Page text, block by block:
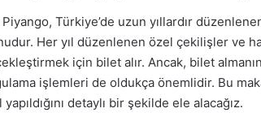
Türkiye’de uzun yıllardır
Her yıl düzenlenen özel çekilişler ve
için bilet alır. Ancak, bilet
işlemleri de oldukça önemlidir. Bu
yapıldığını detaylı bir şekilde ele alacağız.